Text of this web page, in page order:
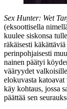
Sex Hunter: Wet
(eksoottisella
kuulee siskonsa
räkäisesti
perinpohjaisesti
nainen päätyi
vääryydet
elokuvasta
käy kohtaus, jossa
päättää sen